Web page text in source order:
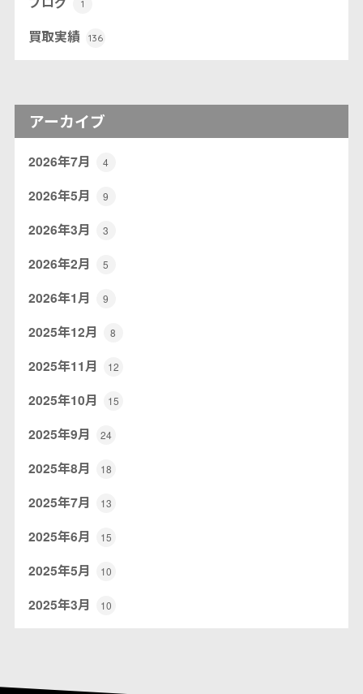
1
買取実績 136
アーカイブ
2026年7月 4
2026年5月 9
2026年3月 3
2026年2月 5
2026年1月 9
2025年12月 8
2025年11月 12
2025年10月 15
2025年9月 24
2025年8月 18
2025年7月 13
2025年6月 15
2025年5月 10
2025年3月 10